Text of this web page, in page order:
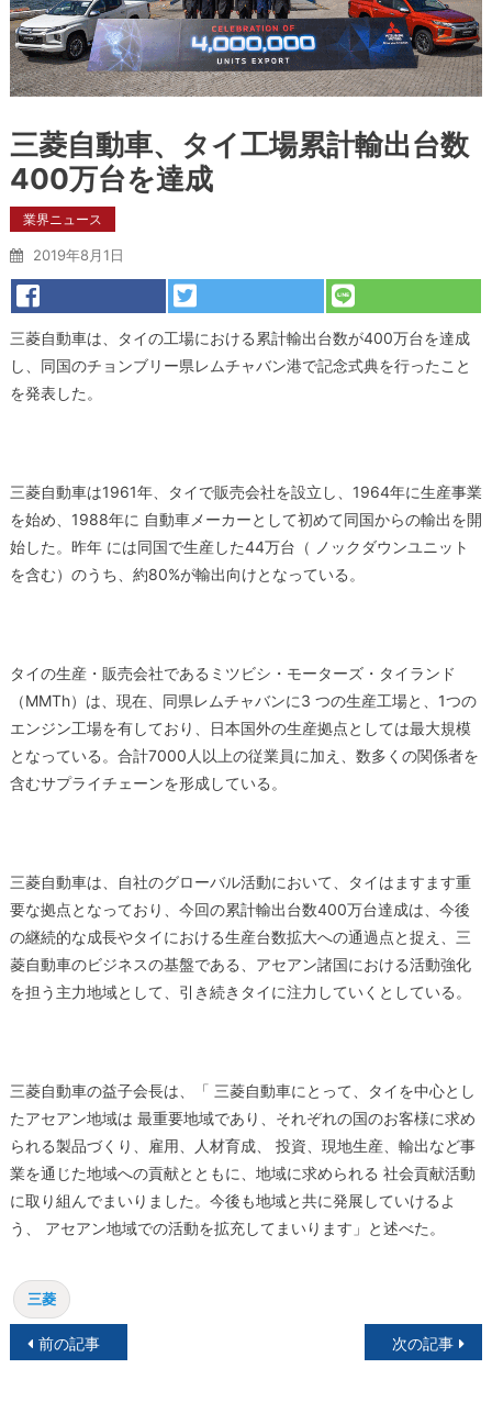
三菱自動車、タイ工場累計輸出台数
400万台を達成
業界ニュース
2019年8月1日
三菱自動車は、タイの工場における累計輸出台数が400万台を達成
し、同国のチョンブリー県レムチャバン港で記念式典を行ったこと
を発表した。
三菱自動車は1961年、タイで販売会社を設立し、1964年に生産事業
を始め、1988年に 自動車メーカーとして初めて同国からの輸出を開
始した。昨年 には同国で生産した44万台（ ノックダウンユニット
を含む）のうち、約80%が輸出向けとなっている。
タイの生産・販売会社であるミツビシ・モーターズ・タイランド
（MMTh）は、現在、同県レムチャバンに3 つの生産工場と、1つの
エンジン工場を有しており、日本国外の生産拠点としては最大規模
となっている。合計7000人以上の従業員に加え、数多くの関係者を
含むサプライチェーンを形成している。
三菱自動車は、自社のグローバル活動において、タイはますます重
要な拠点となっており、今回の累計輸出台数400万台達成は、今後
の継続的な成長やタイにおける生産台数拡大への通過点と捉え、三
菱自動車のビジネスの基盤である、アセアン諸国における活動強化
を担う主力地域として、引き続きタイに注力していくとしている。
三菱自動車の益子会長は、「 三菱自動車にとって、タイを中心とし
たアセアン地域は 最重要地域であり、それぞれの国のお客様に求め
られる製品づくり、雇用、人材育成、 投資、現地生産、輸出など事
業を通じた地域への貢献とともに、地域に求められる 社会貢献活動
に取り組んでまいりました。今後も地域と共に発展していけるよ
う、 アセアン地域での活動を拡充してまいります」と述べた。
三菱
投前の記事 次の記事